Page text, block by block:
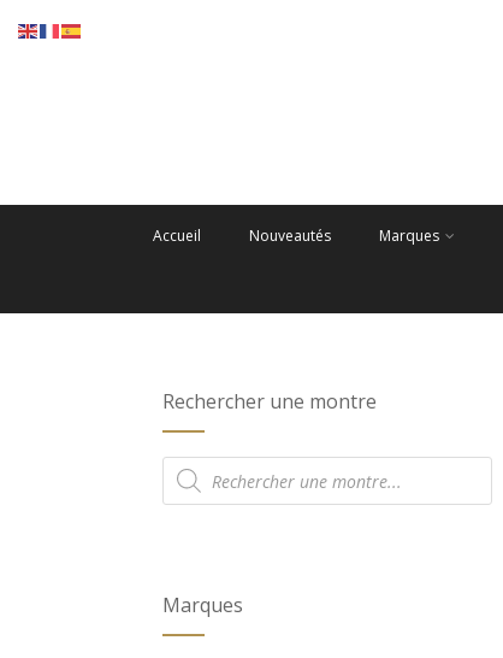
Accueil Nouveautés Marques
Rechercher une montre
Recherche
de
produits
Marques